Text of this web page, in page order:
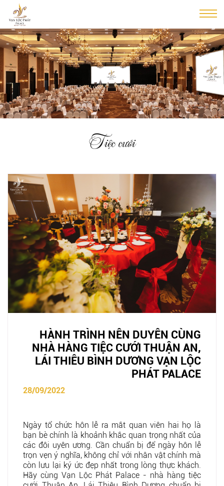
Tiệc cưới
HÀNH TRÌNH NÊN DUYÊN CÙNG
NHÀ HÀNG TIỆC CƯỚI THUẬN AN,
LÁI THIÊU BÌNH DƯƠNG VẠN LỘC
PHÁT PALACE
28/09/2022
Ngày tổ chức hôn lễ ra mắt quan viên hai họ là
bạn bè chính là khoảnh khắc quan trọng nhất của
các đôi uyên ương. Cần chuẩn bị để ngày hôn lễ
trọn vẹn ý nghĩa, không chỉ với nhân vật chính mà
còn lưu lại ký ức đẹp nhất trong lòng thực khách.
Hãy cùng Vạn Lộc Phát Palace - nhà hàng tiệc